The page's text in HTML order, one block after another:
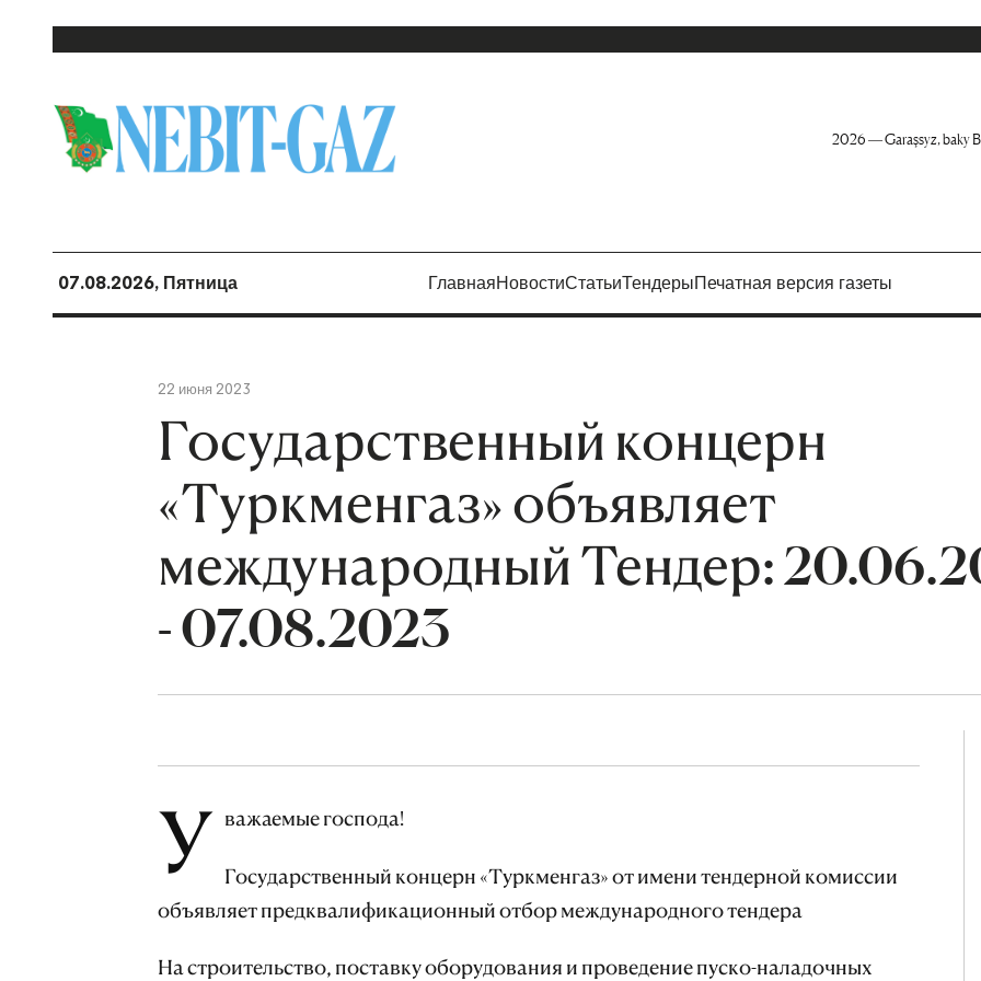
2026 — Garaşsyz, baky
07.08.2026, Пятница ГлавнаяНовостиСтатьиТендерыПечатная версия газеты
22 июня 2023
Государственный концерн
«Туркменгаз» объявляет
международный Тендер:
- 07.08.2023
У важаемые господа!
Государственный концерн «Туркменгаз» от имени тендерной комиссии
объявляет предквалификационный отбор международного тендера
На строительство, поставку оборудования и проведение пуско-наладочных